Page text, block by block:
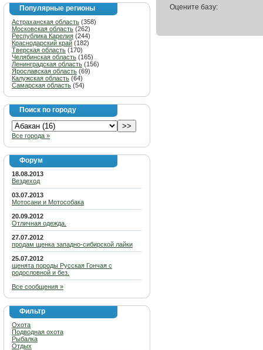
Популярные регионы
Астраханская область (358)
Московская область (262)
Республика Карелия (244)
Краснодарский край (182)
Тверская область (170)
Челябинская область (165)
Ленинградская область (156)
Ярославская область (69)
Калужская область (64)
Самарская область (54)
Поиск по городу
Все города »
Форум
18.08.2013
Вездеход
03.07.2013
Мотосани и Мотособака
20.09.2012
Отличная одежда.
27.07.2012
продам щенка западно-сибирской лайки
25.07.2012
щенята породы Русская Гончая с
родословной и без.
Все сообщения »
Фильтр
Охота
Подводная охота
Рыбалка
Отдых
Оцените базу: